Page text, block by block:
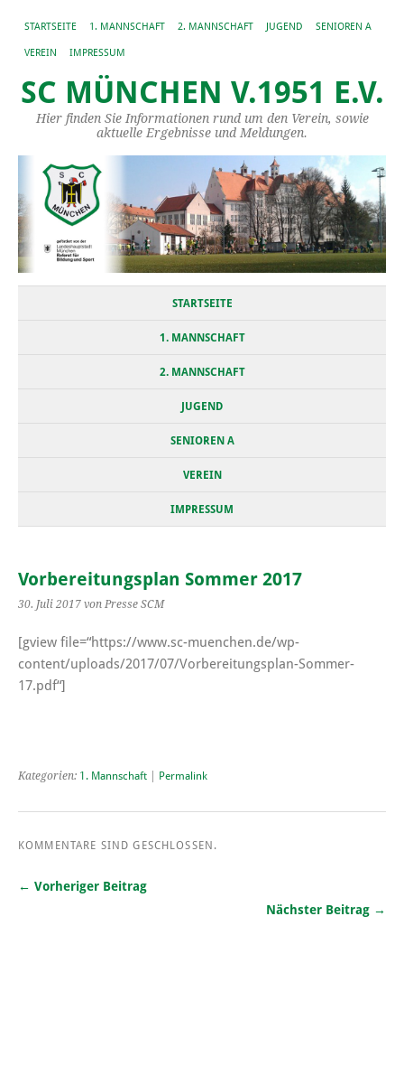
STARTSEITE 1. MANNSCHAFT 2. MANNSCHAFT JUGEND SENIOREN A
VEREIN IMPRESSUM
SC MÜNCHEN V.1951 E.V.
Hier finden Sie Informationen rund um den Verein, sowie
aktuelle Ergebnisse und Meldungen.
STARTSEITE
1. MANNSCHAFT
2. MANNSCHAFT
JUGEND
SENIOREN A
VEREIN
IMPRESSUM
Vorbereitungsplan Sommer 2017
30. Juli 2017 von Presse SCM
[gview file=“https://www.sc-muenchen.de/wp-
content/uploads/2017/07/Vorbereitungsplan-Sommer-
17.pdf“]
Kategorien: 1. Mannschaft Permalink
KOMMENTARE SIND GESCHLOSSEN.
← Vorheriger Beitrag
Nächster Beitrag →